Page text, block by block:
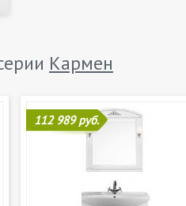
Кармен
112 989 руб.